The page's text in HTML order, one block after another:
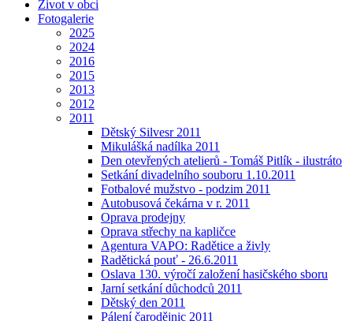
Život v obci
Fotogalerie
2025
2024
2016
2015
2013
2012
2011
Dětský Silvesr 2011
Mikulášká nadílka 2011
Den otevřených atelierů - Tomáš Pitlík - ilustráto
Setkání divadelního souboru 1.10.2011
Fotbalové mužstvo - podzim 2011
Autobusová čekárna v r. 2011
Oprava prodejny
Oprava střechy na kapličce
Agentura VAPO: Radětice a živly
Radětická pouť - 26.6.2011
Oslava 130. výročí založení hasičského sboru
Jarní setkání důchodců 2011
Dětský den 2011
Pálení čarodějnic 2011